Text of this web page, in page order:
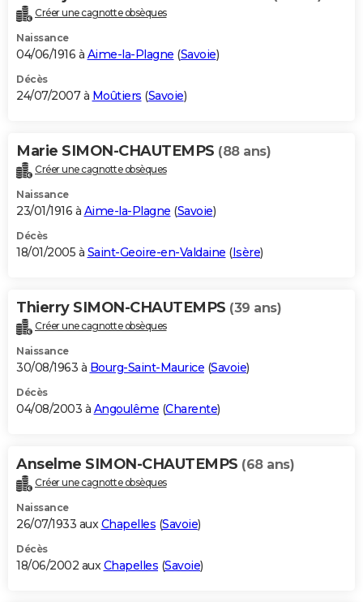
Créer une cagnotte obsèques
Naissance
04/06/1916 à Aime-la-Plagne (Savoie)
Décès
24/07/2007 à Moûtiers (Savoie)
Marie SIMON-CHAUTEMPS (88 ans)
Créer une cagnotte obsèques
Naissance
23/01/1916 à Aime-la-Plagne (Savoie)
Décès
18/01/2005 à Saint-Geoire-en-Valdaine (Isère)
Thierry SIMON-CHAUTEMPS (39 ans)
Créer une cagnotte obsèques
Naissance
30/08/1963 à Bourg-Saint-Maurice (Savoie)
Décès
04/08/2003 à Angoulême (Charente)
Anselme SIMON-CHAUTEMPS (68 ans)
Créer une cagnotte obsèques
Naissance
26/07/1933 auxChapelles (Savoie)
Décès
18/06/2002 auxChapelles (Savoie)